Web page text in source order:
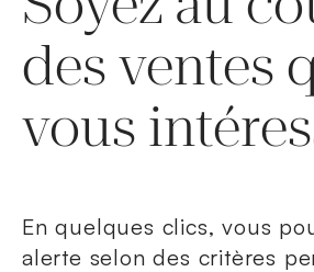
des ventes
vous
En quelques clics, vous
alerte selon des critères